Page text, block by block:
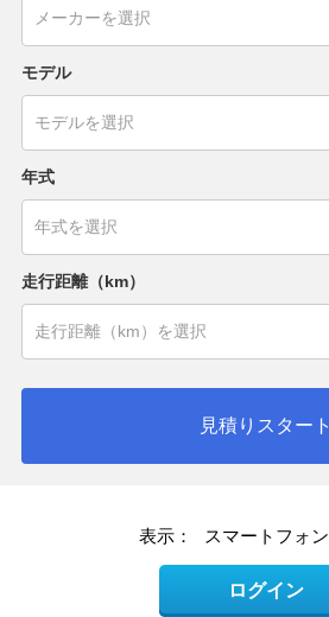
モデル
年式
走行距離（km）
見積りスタート
表示： スマートフォン
ログイン